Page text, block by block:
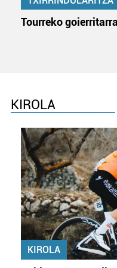
Tourreko
KIROLA
KIROLA